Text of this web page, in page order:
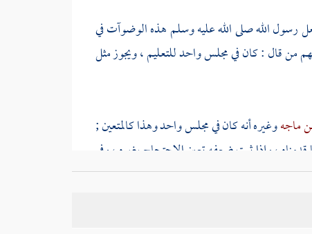
رسول الله صلى الله عليه وسلم هذه الوضوآت في
قال : كان في مجلس واحد للتعليم ، ويجوز مثل
ماجهوغيره أنه كان في مجلس واحد وهذا كالمتعين ;
، وإذا ثبت ضعفه تعين الاحتجاج بغيره ، وفي
وضوء رسول الله صلى الله عليه وسلم : {فتوضأ